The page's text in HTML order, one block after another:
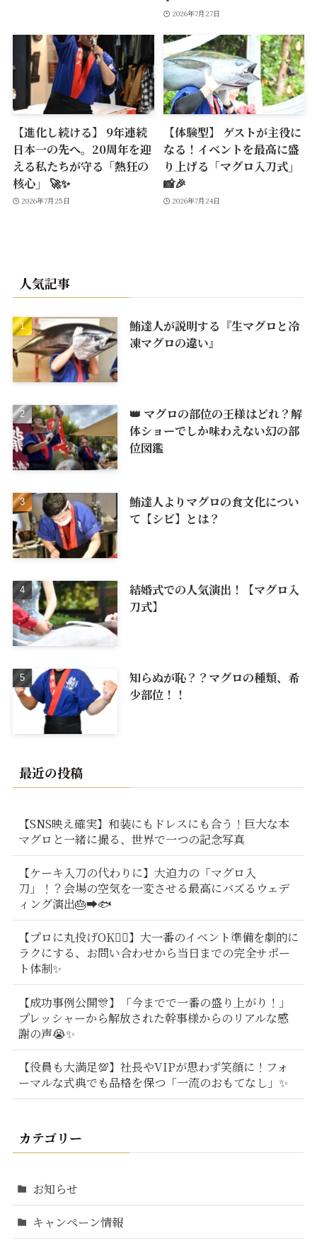
2026年7月27日
【進化し続ける】 9年連続
日本一の先へ。20周年を迎
える私たちが守る「熱狂の
核心」 🚀✨
2026年7月25日
【体験型】 ゲストが主役に
なる！イベントを最高に盛
り上げる「マグロ入刀式」
📸🎉
2026年7月24日
人気記事
鮪達人が説明する『生マグロと冷
凍マグロの違い』
👑 マグロの部位の王様はどれ？解
体ショーでしか味わえない幻の部
位図鑑
鮪達人よりマグロの食文化につい
て【シビ】とは？
結婚式での人気演出！【マグロ入
刀式】
知らぬが恥？？マグロの種類、希
少部位！！
最近の投稿
【SNS映え確実】和装にもドレスにも合う！巨大な本
マグロと一緒に撮る、世界で一つの記念写真
【ケーキ入刀の代わりに】大迫力の「マグロ入
刀」！？会場の空気を一変させる最高にバズるウェデ
ィング演出🎂➡️🐟
【プロに丸投げOK🙆‍♂️】大一番のイベント準備を劇的に
ラクにする、お問い合わせから当日までの完全サポー
ト体制✨
【成功事例公開🎊】「今までで一番の盛り上がり！」
プレッシャーから解放された幹事様からのリアルな感
謝の声😭✨
【役員も大満足💯】社長やVIPが思わず笑顔に！フォ
ーマルな式典でも品格を保つ「一流のおもてなし」✨
カテゴリー
お知らせ
キャンペーン情報